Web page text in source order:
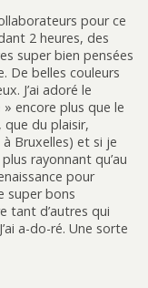
pour ce
2 heures, des
super bien pensées
De belles couleurs
J’ai adoré le
encore plus que le
que du plaisir,
Bruxelles) et si je
rayonnant qu’au
pour
super bons
tant d’autres qui
a-do-ré. Une sorte